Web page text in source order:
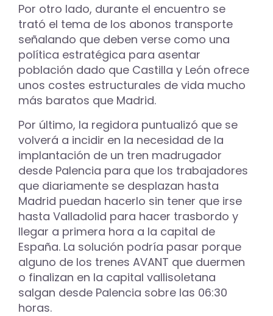
Por otro lado, durante el encuentro se
trató el tema de los abonos transporte
señalando que deben verse como una
política estratégica para asentar
población dado que Castilla y León ofrece
unos costes estructurales de vida mucho
más baratos que Madrid.
Por último, la regidora puntualizó que se
volverá a incidir en la necesidad de la
implantación de un tren madrugador
desde Palencia para que los trabajadores
que diariamente se desplazan hasta
Madrid puedan hacerlo sin tener que irse
hasta Valladolid para hacer trasbordo y
llegar a primera hora a la capital de
España. La solución podría pasar porque
alguno de los trenes AVANT que duermen
o finalizan en la capital vallisoletana
salgan desde Palencia sobre las 06:30
horas.